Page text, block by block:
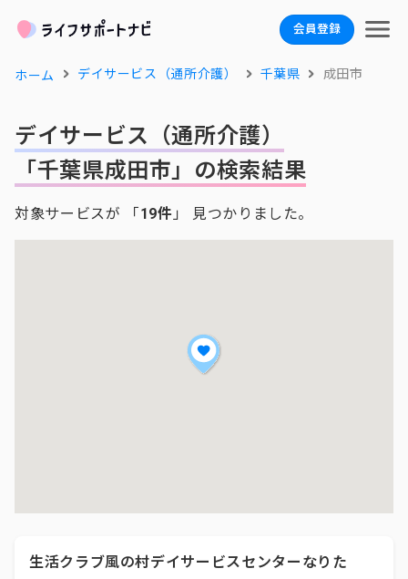
会員登録
ホーム デイサービス（通所介護） 千葉県 成田市
デイサービス（通所介護）
「千葉県成田市」の検索結果
対象サービスが 「19件 」 見つかりました。
生活クラブ風の村デイサービスセンターなりた